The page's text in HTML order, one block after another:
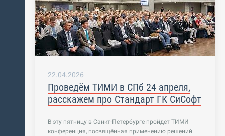
22.04.2026
Проведём ТИМИ в СПб 24 апреля,
расскажем про Стандарт ГК СиСофт
В эту пятницу в Санкт-Петербурге пройдет ТИМИ —
конференция, посвящённая применению решений